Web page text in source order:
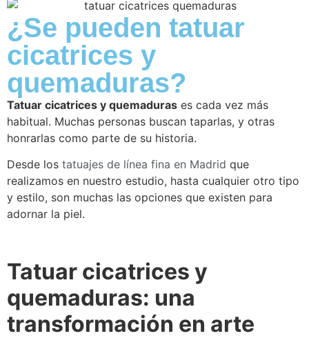
¿Se pueden tatuar
cicatrices y
quemaduras?
Tatuar cicatrices y quemaduras es cada vez más
habitual. Muchas personas buscan taparlas, y otras
honrarlas como parte de su historia.
Desde los tatuajes de línea fina en Madrid que
realizamos en nuestro estudio, hasta cualquier otro tipo
y estilo, son muchas las opciones que existen para
adornar la piel.
Tatuar cicatrices y
quemaduras: una
transformación en arte